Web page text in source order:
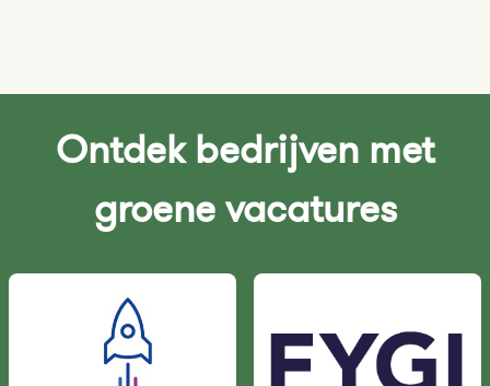
Ontdek bedrijven met
groene vacatures